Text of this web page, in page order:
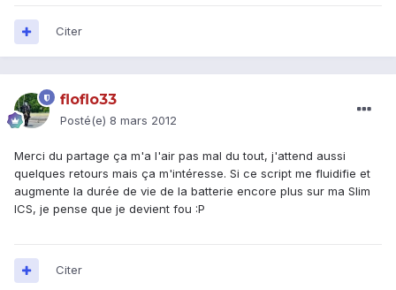
Citer
floflo33
Posté(e) 8 mars 2012
Merci du partage ça m'a l'air pas mal du tout, j'attend aussi
quelques retours mais ça m'intéresse. Si ce script me fluidifie et
augmente la durée de vie de la batterie encore plus sur ma Slim
ICS, je pense que je devient fou :P
Citer